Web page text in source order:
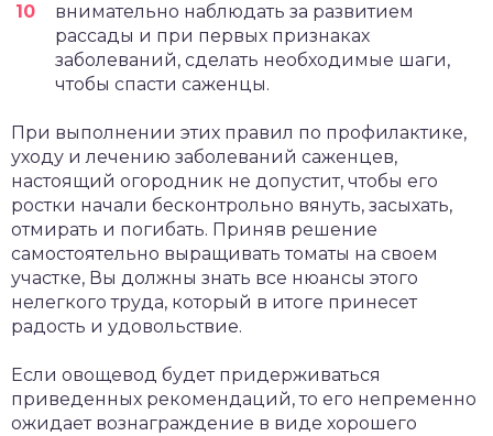
внимательно наблюдать за развитием
рассады и при первых признаках
заболеваний, сделать необходимые шаги,
чтобы спасти саженцы.
При выполнении этих правил по профилактике,
уходу и лечению заболеваний саженцев,
настоящий огородник не допустит, чтобы его
ростки начали бесконтрольно вянуть, засыхать,
отмирать и погибать. Приняв решение
самостоятельно выращивать томаты на своем
участке, Вы должны знать все нюансы этого
нелегкого труда, который в итоге принесет
радость и удовольствие.
Если овощевод будет придерживаться
приведенных рекомендаций, то его непременно
ожидает вознаграждение в виде хорошего